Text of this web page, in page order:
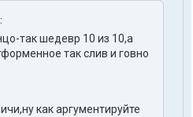
так шедевр 10 из 10,а
так слив и говно
как аргументируйте